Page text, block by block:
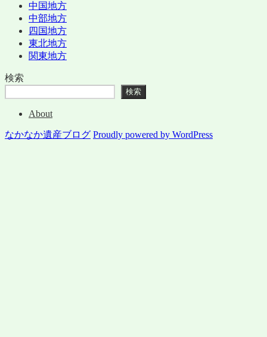
中国地方
中部地方
四国地方
東北地方
関東地方
検索
検索
About
なかなか遺産ブログ Proudly powered by WordPress